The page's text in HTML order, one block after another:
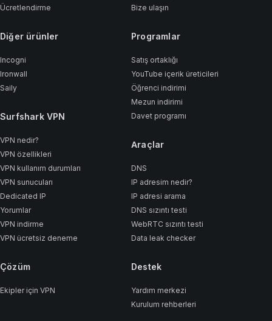
Ücretlendirme
Diğer ürünler
Incogni
Ironwall
Saily
Surfshark VPN
VPN nedir?
VPN özellikleri
VPN kullanım durumları
VPN sunucuları
Dedicated IP
Yorumlar
VPN indirme
VPN ücretsiz deneme
Çözüm
Ekipler için VPN
Bize ulaşın
Programlar
Satış ortaklığı
YouTube içerik üreticileri
Öğrenci indirimi
Mezun indirimi
Davet programı
Araçlar
DNS
IP adresim nedir?
IP adresi arama
DNS sızıntı testi
WebRTC sızıntı testi
Data leak checker
Destek
Yardım merkezi
Kurulum rehberleri